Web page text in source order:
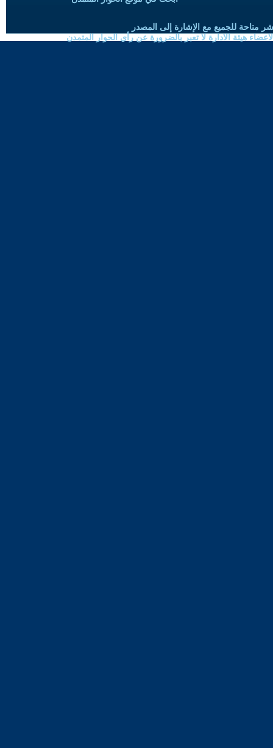
متاحة للجميع مع الإشارة إلى المصدر
هيئة الادارة لا تعبر بالضرورة عن رأي الحوار المتمدن